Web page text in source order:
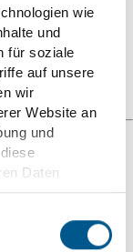
wie
und
für soziale
auf unsere
wir
Website an
und
Daten
oder die
und